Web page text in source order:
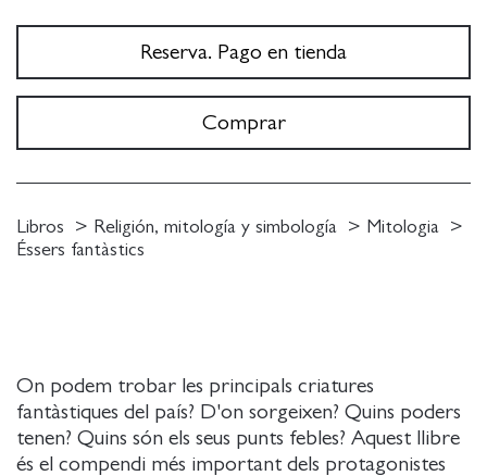
On podem trobar les principals criatures
fantàstiques del país? D'on sorgeixen? Quins poders
tenen? Quins són els seus punts febles? Aquest llibre
és el compendi més important dels protagonistes
Reserva. Pago en tienda
Comprar
Libros Religión, mitología y simbología
Mitologia
Éssers fantàstics